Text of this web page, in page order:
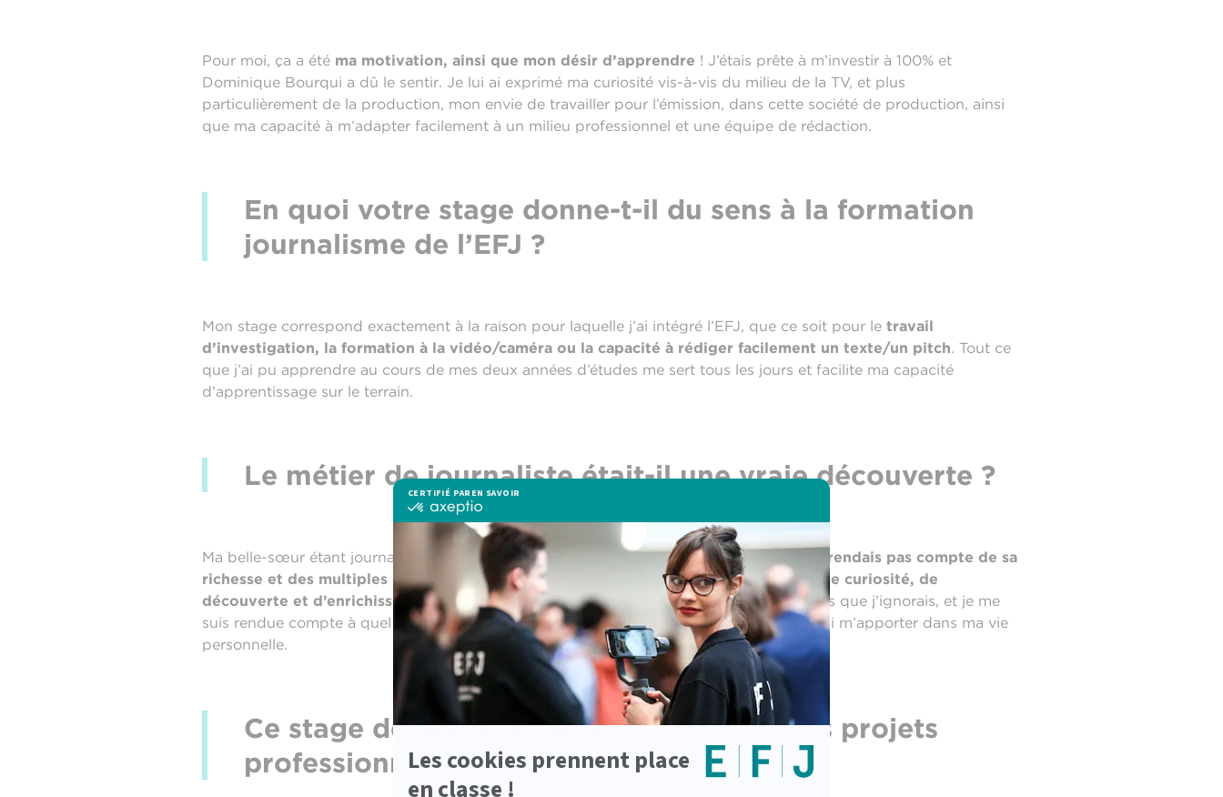
Pour moi, ça a été ma motivation, ainsi que mon désir d’apprendre ! J’étais prête à m’investir à 100% et
Dominique Bourqui a dû le sentir. Je lui ai exprimé ma curiosité vis-à-vis du milieu de la TV, et plus
particulièrement de la production, mon envie de travailler pour l’émission, dans cette société de production, ainsi
que ma capacité à m’adapter facilement à un milieu professionnel et une équipe de rédaction.
En quoi votre stage donne-t-il du sens à la formation
journalisme de l’EFJ ?
Mon stage correspond exactement à la raison pour laquelle j’ai intégré l’EFJ, que ce soit pour le travail
d’investigation, la formation à la vidéo/caméra ou la capacité à rédiger facilement un texte/un pitch. Tout ce
que j’ai pu apprendre au cours de mes deux années d’études me sert tous les jours et facilite ma capacité
d’apprentissage sur le terrain.
Le métier de journaliste était-il une vraie découverte ?
Ma belle-sœur étant journaliste, je connaissais un peu ce métier, mais de loin.
Je ne me rendais pas compte de sa
richesse et des multiples d’opportunités qu’il offre
. Être journaliste,c’est un métier de curiosité, de
découverte et d’enrichissement au quotidien.J’ai découvert une multitude de facettes que j’ignorais, et je me
suis rendue compte à quel point j’aimais ce que je faisais, et tout ce que ça pouvait aussi m’apporter dans ma vie
personnelle.
Ce stage de journalisme a-t-il conforté vos projets
professionnels ?